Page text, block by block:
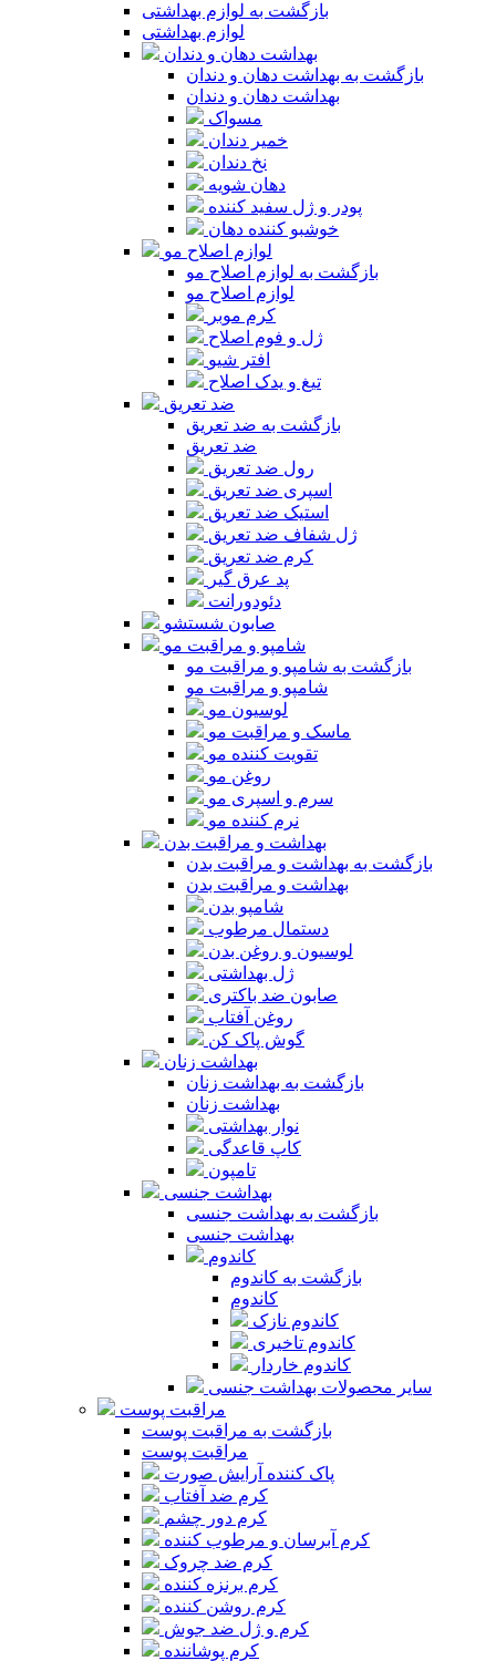
بازگشت به لوازم بهداشتی
لوازم بهداشتی
بهداشت دهان و دندان
بازگشت به بهداشت دهان و دندان
بهداشت دهان و دندان
مسواک
خمیر دندان
نخ دندان
دهان شویه
پودر و ژل سفید کننده
خوشبو کننده دهان
لوازم اصلاح مو
بازگشت به لوازم اصلاح مو
لوازم اصلاح مو
کرم موبر
ژل و فوم اصلاح
افتر شیو
تیغ و یدک اصلاح
ضد تعریق
بازگشت به ضد تعریق
ضد تعریق
رول ضد تعریق
اسپری ضد تعریق
استیک ضد تعریق
ژل شفاف ضد تعریق
کرم ضد تعریق
پد عرق گیر
دئودورانت
صابون شستشو
شامپو و مراقبت مو
بازگشت به شامپو و مراقبت مو
شامپو و مراقبت مو
لوسیون مو
ماسک و مراقبت مو
تقویت کننده مو
روغن مو
سرم و اسپری مو
نرم کننده مو
بهداشت و مراقبت بدن
بازگشت به بهداشت و مراقبت بدن
بهداشت و مراقبت بدن
شامپو بدن
دستمال مرطوب
لوسیون و روغن بدن
ژل بهداشتی
صابون ضد باکتری
روغن آفتاب
گوش پاک کن
بهداشت زنان
بازگشت به بهداشت زنان
بهداشت زنان
نوار بهداشتی
کاپ قاعدگی
تامپون
بهداشت جنسی
بازگشت به بهداشت جنسی
بهداشت جنسی
کاندوم
بازگشت به کاندوم
کاندوم
کاندوم نازک
کاندوم تاخیری
کاندوم خاردار
سایر محصولات بهداشت جنسی
مراقبت پوست
بازگشت به مراقبت پوست
مراقبت پوست
پاک کننده آرایش صورت
کرم ضد آفتاب
کرم دور چشم
کرم آبرسان و مرطوب کننده
کرم ضد چروک
کرم برنزه کننده
کرم روشن کننده
کرم و ژل ضد جوش
کرم پوشاننده